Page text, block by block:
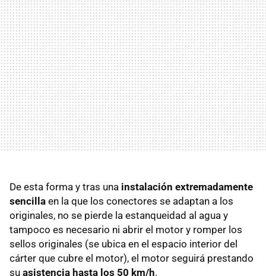
De esta forma y tras una instalación extremadamente
sencilla en la que los conectores se adaptan a los
originales, no se pierde la estanqueidad al agua y
tampoco es necesario ni abrir el motor y romper los
sellos originales (se ubica en el espacio interior del
cárter que cubre el motor), el motor seguirá prestando
su asistencia hasta los 50 km/h.